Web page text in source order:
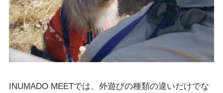
INUMADO MEETでは、外遊びの種類の違いだけでな